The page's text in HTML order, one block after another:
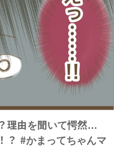
理由を聞いて愕然…
？ #かまってちゃんマ